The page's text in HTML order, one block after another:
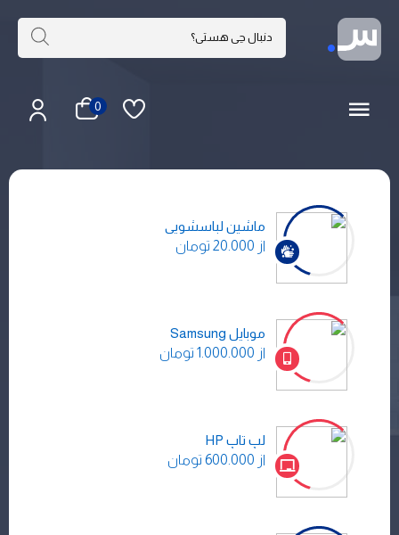
0
ماشین لباسشویی
از 20.000 تومان
موبایل Samsung
از 1.000.000 تومان
لپ تاپ HP
از 600.000 تومان